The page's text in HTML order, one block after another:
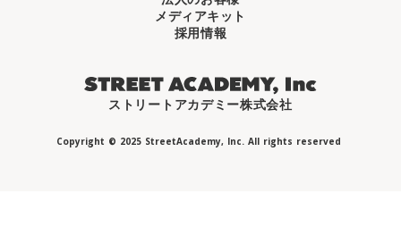
メディアキット
採用情報
ストリートアカデミー株式会社
Copyright © 2025 StreetAcademy, Inc. All rights reserved